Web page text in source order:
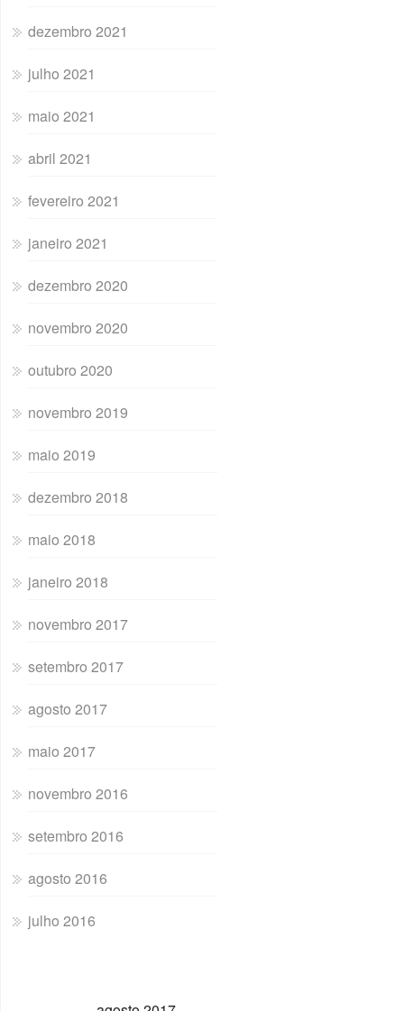
dezembro 2021
julho 2021
maio 2021
abril 2021
fevereiro 2021
janeiro 2021
dezembro 2020
novembro 2020
outubro 2020
novembro 2019
maio 2019
dezembro 2018
maio 2018
janeiro 2018
novembro 2017
setembro 2017
agosto 2017
maio 2017
novembro 2016
setembro 2016
agosto 2016
julho 2016